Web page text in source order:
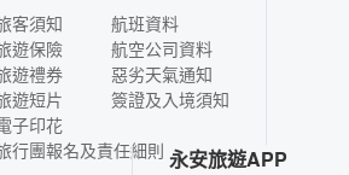
客須知
遊保險
遊禮券
遊短片
子印花
航班資料
航空公司資料
惡劣天氣通知
簽證及入境須知
行團報名及責任細則 永安旅遊APP